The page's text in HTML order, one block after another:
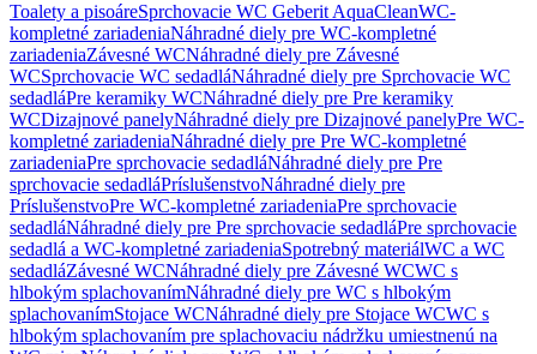
Toalety a pisoáreSprchovacie WC Geberit AquaCleanWC-
kompletné zariadeniaNáhradné diely pre WC-kompletné
zariadeniaZávesné WCNáhradné diely pre Závesné
WCSprchovacie WC sedadláNáhradné diely pre Sprchovacie WC
sedadláPre keramiky WCNáhradné diely pre Pre keramiky
WCDizajnové panelyNáhradné diely pre Dizajnové panelyPre WC-
kompletné zariadeniaNáhradné diely pre Pre WC-kompletné
zariadeniaPre sprchovacie sedadláNáhradné diely pre Pre
sprchovacie sedadláPríslušenstvoNáhradné diely pre
PríslušenstvoPre WC-kompletné zariadeniaPre sprchovacie
sedadláNáhradné diely pre Pre sprchovacie sedadláPre sprchovacie
sedadlá a WC-kompletné zariadeniaSpotrebný materiálWC a WC
sedadláZávesné WCNáhradné diely pre Závesné WCWC s
hlbokým splachovanímNáhradné diely pre WC s hlbokým
splachovanímStojace WCNáhradné diely pre Stojace WCWC s
hlbokým splachovaním pre splachovaciu nádržku umiestnenú na